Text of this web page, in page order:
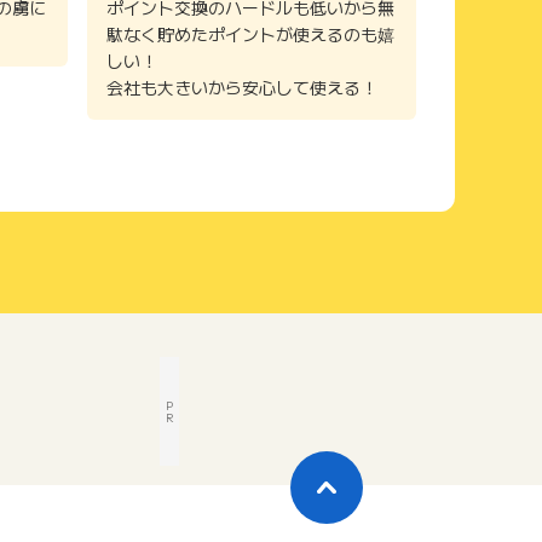
虜に
ポイント交換のハードルも低いから無
駄なく貯めたポイントが使えるのも嬉
しい！
会社も大きいから安心して使える！
P
R